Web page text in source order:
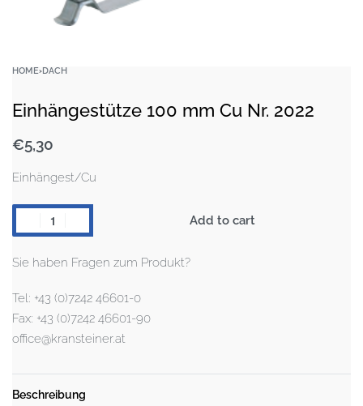
HOME›DACH
Einhängestütze 100 mm Cu Nr. 2022
€5,30
Einhängest/Cu
Add to cart
Sie haben Fragen zum Produkt?
Tel: +43 (0)7242 46601-0
Fax: +43 (0)7242 46601-90
office@kransteiner.at
Beschreibung